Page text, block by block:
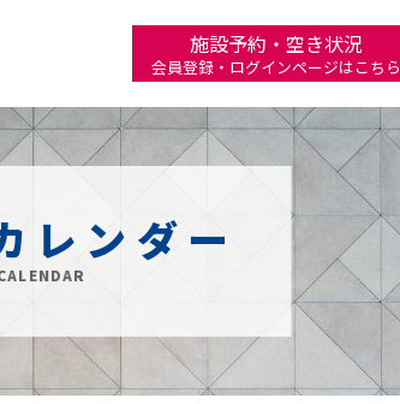
施設予約・空き状況
会員登録・ログインページはこちら
レンダー